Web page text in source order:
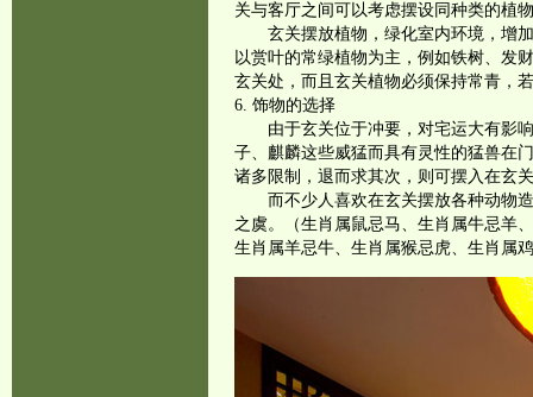
关与客厅之间可以考虑摆设同种类的植
玄关摆放植物，绿化室内环境，增
以赏叶的常绿植物为主，例如铁树、发
玄关处，而且玄关植物必须保持常青，
6. 饰物的选择
由于玄关位于冲要，对宅运大有影
子、麒麟这些威猛而具有灵性的猛兽在
诸多限制，退而求其次，则可摆入在玄
而不少人喜欢在玄关摆放各种动物
之虞。（生肖属鼠忌马、生肖属牛忌羊
生肖属羊忌牛、生肖属猴忌虎、生肖属